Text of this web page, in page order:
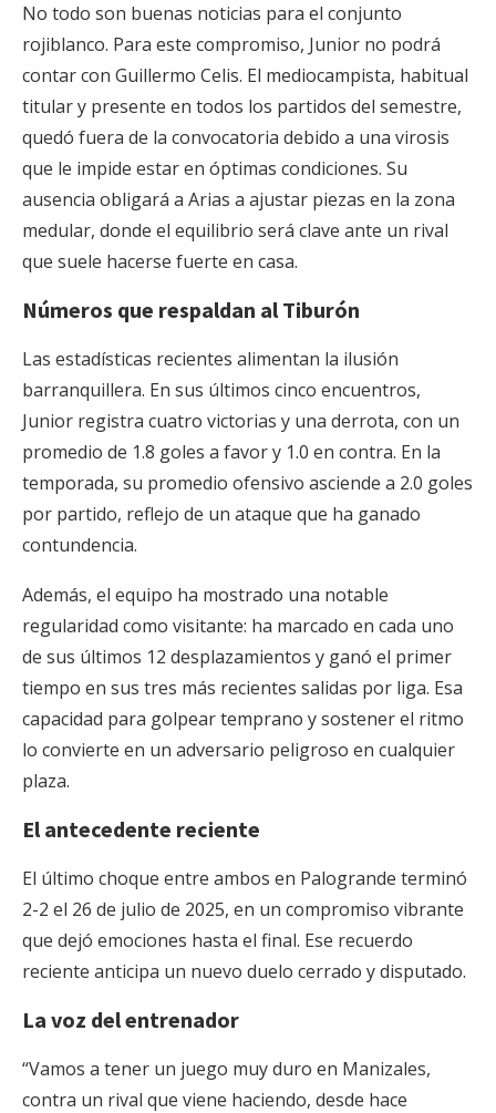
No todo son buenas noticias para el conjunto
rojiblanco. Para este compromiso, Junior no podrá
contar con Guillermo Celis. El mediocampista, habitual
titular y presente en todos los partidos del semestre,
quedó fuera de la convocatoria debido a una virosis
que le impide estar en óptimas condiciones. Su
ausencia obligará a Arias a ajustar piezas en la zona
medular, donde el equilibrio será clave ante un rival
que suele hacerse fuerte en casa.
Números que respaldan al Tiburón
Las estadísticas recientes alimentan la ilusión
barranquillera. En sus últimos cinco encuentros,
Junior registra cuatro victorias y una derrota, con un
promedio de 1.8 goles a favor y 1.0 en contra. En la
temporada, su promedio ofensivo asciende a 2.0 goles
por partido, reflejo de un ataque que ha ganado
contundencia.
Además, el equipo ha mostrado una notable
regularidad como visitante: ha marcado en cada uno
de sus últimos 12 desplazamientos y ganó el primer
tiempo en sus tres más recientes salidas por liga. Esa
capacidad para golpear temprano y sostener el ritmo
lo convierte en un adversario peligroso en cualquier
plaza.
El antecedente reciente
El último choque entre ambos en Palogrande terminó
2-2 el 26 de julio de 2025, en un compromiso vibrante
que dejó emociones hasta el final. Ese recuerdo
reciente anticipa un nuevo duelo cerrado y disputado.
La voz del entrenador
“Vamos a tener un juego muy duro en Manizales,
contra un rival que viene haciendo, desde hace